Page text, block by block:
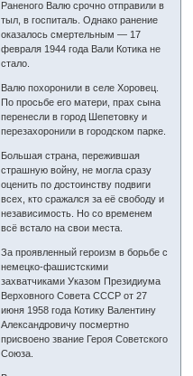
Раненого Валю срочно отправили в
тыл, в госпиталь. Однако ранение
оказалось смертельным — 17
февраля 1944 года Вали Котика не
стало.
Валю похоронили в селе Хоровец.
По просьбе его матери, прах сына
перенесли в город Шепетовку и
перезахоронили в городском парке.
Большая страна, пережившая
страшную войну, не могла сразу
оценить по достоинству подвиги
всех, кто сражался за её свободу и
независимость. Но со временем
всё встало на свои места.
За проявленный героизм в борьбе с
немецко-фашистскими
захватчиками Указом Президиума
Верховного Совета СССР от 27
июня 1958 года Котику Валентину
Александровичу посмертно
присвоено звание Героя Советского
Союза.